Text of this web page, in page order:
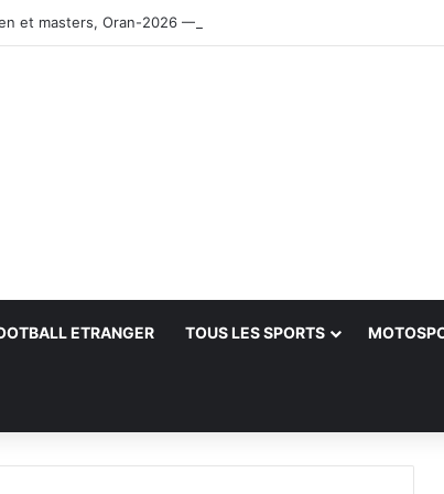
et masters, Oran-2026 — Le CRB s’adjuge le titre
ETRANGER TOUS LES SPORTS